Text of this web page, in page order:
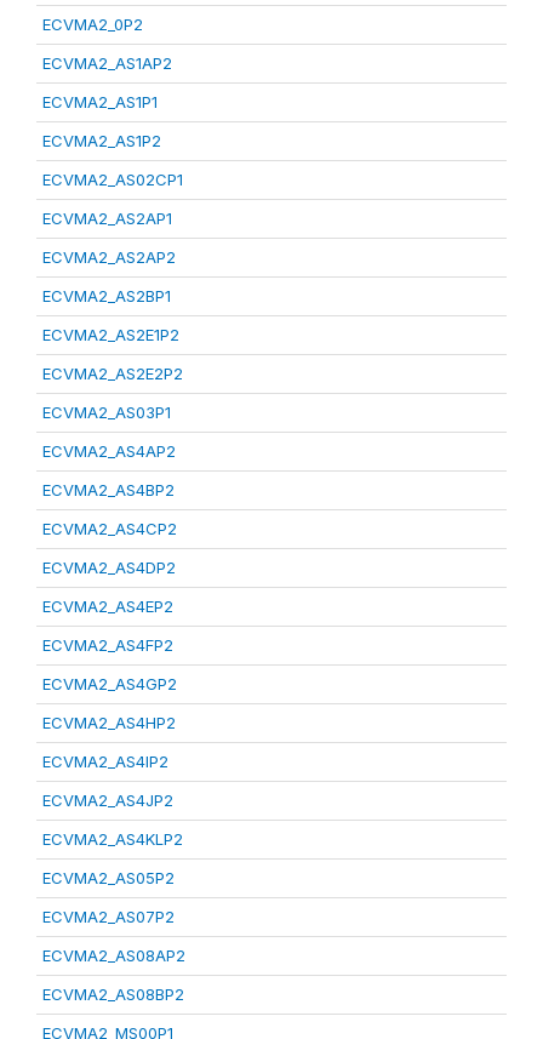
ECVMA2_0P2
ECVMA2_AS1AP2
ECVMA2_AS1P1
ECVMA2_AS1P2
ECVMA2_AS02CP1
ECVMA2_AS2AP1
ECVMA2_AS2AP2
ECVMA2_AS2BP1
ECVMA2_AS2E1P2
ECVMA2_AS2E2P2
ECVMA2_AS03P1
ECVMA2_AS4AP2
ECVMA2_AS4BP2
ECVMA2_AS4CP2
ECVMA2_AS4DP2
ECVMA2_AS4EP2
ECVMA2_AS4FP2
ECVMA2_AS4GP2
ECVMA2_AS4HP2
ECVMA2_AS4IP2
ECVMA2_AS4JP2
ECVMA2_AS4KLP2
ECVMA2_AS05P2
ECVMA2_AS07P2
ECVMA2_AS08AP2
ECVMA2_AS08BP2
ECVMA2_MS00P1